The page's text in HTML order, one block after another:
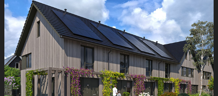
Suus Wonen Veenendaal - Latei Projectontwikkeling